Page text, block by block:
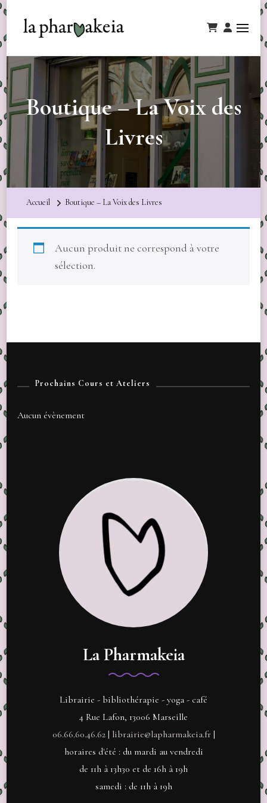
Boutique – La Voix des
Livres
Accueil Boutique – La Voix des Livres
Aucun produit ne correspond à votre
sélection.
Prochains Cours et Ateliers
Aucun évènement
La Pharmakeia
Librairie - bibliothérapie - yoga - café
4 Rue Lafon, 13006 Marseille
06.66.60.46.62| librairie@lapharmakeia.fr|
horaires d'été : du mardi au vendredi
de 11h à 13h30 et de 16h à 19h
samedi : de 11h à 19h